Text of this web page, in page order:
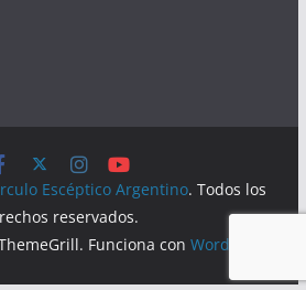
Escéptico Argentino. Todos los
reservados.
Funciona conWordPress